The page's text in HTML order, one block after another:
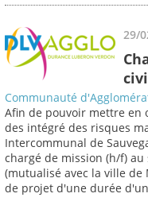
29/
Communauté
Afin de pouvoir mettre
des intégré des risques
Intercommunal de
chargé de mission (h/f)
(mutualisé avec la ville
de projet d'une durée